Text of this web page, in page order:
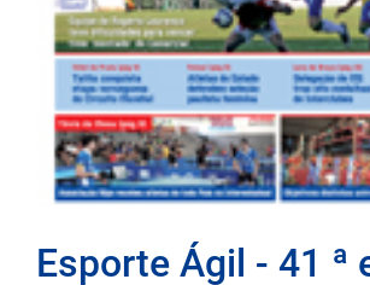
Esporte Ágil - 41 ª